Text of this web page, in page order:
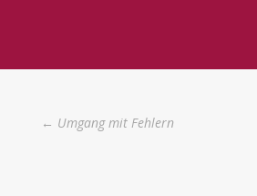
← Umgang mit Fehlern